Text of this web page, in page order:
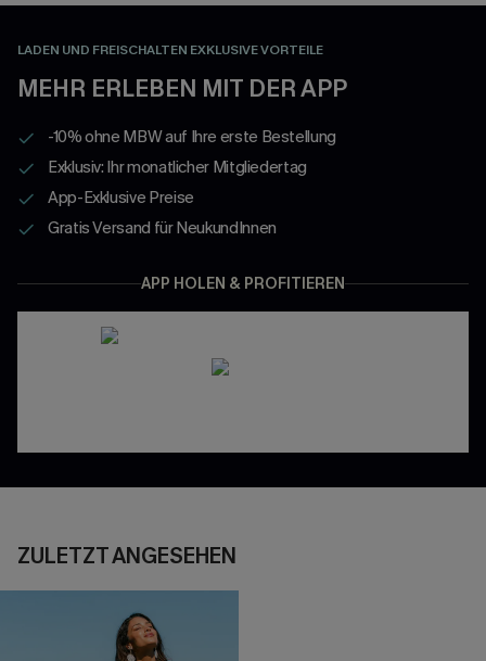
LADEN UND FREISCHALTEN EXKLUSIVE VORTEILE
MEHR ERLEBEN MIT DER APP
-10% ohne MBW auf Ihre erste Bestellung
Exklusiv: Ihr monatlicher Mitgliedertag
App-Exklusive Preise
Gratis Versand für NeukundInnen
APP HOLEN & PROFITIEREN
ZULETZT ANGESEHEN